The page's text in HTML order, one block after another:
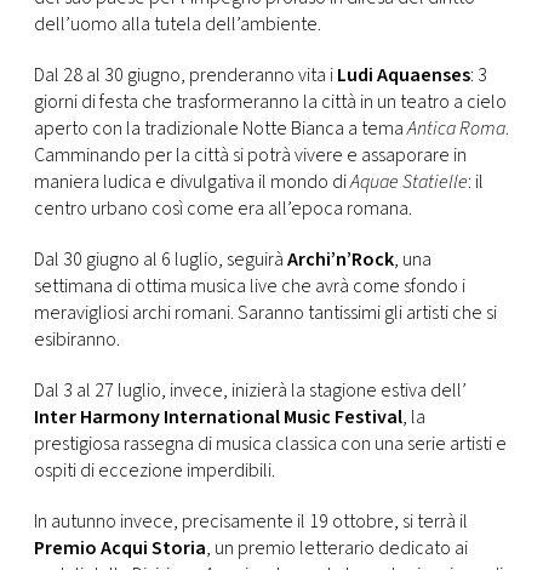
dell’uomo alla tutela dell’ambiente.
Dal 28 al 30 giugno, prenderanno vita iLudi Aquaenses: 3
giorni di festa che trasformeranno la città in un teatro a cielo
aperto con la tradizionale Notte Bianca a temaAntica Roma.
Camminando per la città si potrà vivere e assaporare in
maniera ludica e divulgativa il mondo diAquae Statielle: il
centro urbano così come era all’epoca romana.
Dal 30 giugno al 6 luglio, seguiràArchi’n’Rock, una
settimana di ottima musica live che avrà come sfondo i
meravigliosi archi romani. Saranno tantissimi gli artisti che si
esibiranno.
Dal 3 al 27 luglio, invece, inizierà la stagione estiva dell’
Inter Harmony International Music Festival, la
prestigiosa rassegna di musica classica con una serie artisti e
ospiti di eccezione imperdibili.
In autunno invece, precisamente il 19 ottobre, si terrà il
Premio Acqui Storia, un premio letterario dedicato ai